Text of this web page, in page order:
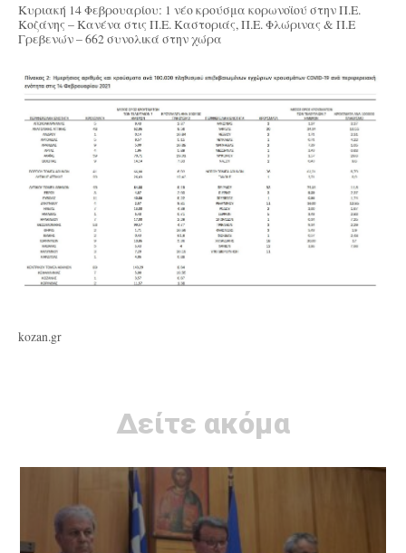
Κυριακή 14 Φεβρουαρίου: 1 νέo κρούσμα κορωνοϊού στην Π.Ε.
Κοζάνης – Kανένα στις Π.Ε. Καστοριάς, Π.Ε. Φλώρινας & Π.Ε
Γρεβενών – 662 συνολικά στην χώρα
kozan.gr
Δείτε ακόμα